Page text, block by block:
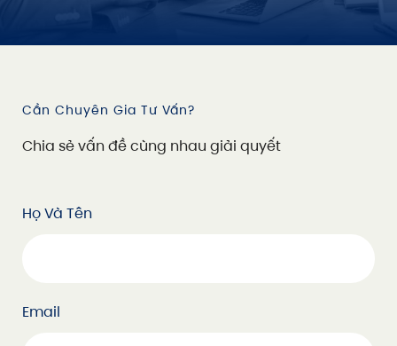
Cần Chuyên Gia Tư Vấn?
Chia sẻvấn đềcùng nhau giải quyết
Họ Và Tên
Email